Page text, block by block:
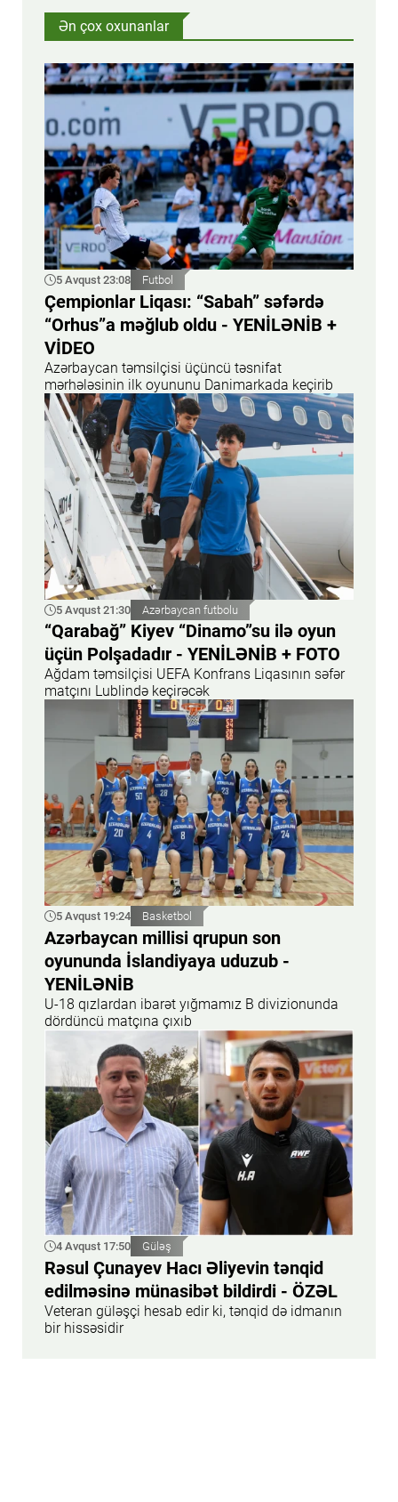
Ən çox oxunanlar
5 Avqust 23:08 Futbol
Çempionlar Liqası: “Sabah” səfərdə
“Orhus”a məğlub oldu - YENİLƏNİB +
VİDEO
Azərbaycan təmsilçisi üçüncü təsnifat
mərhələsinin ilk oyununu Danimarkada keçirib
5 Avqust 21:30 Azərbaycan futbolu
“Qarabağ” Kiyev “Dinamo”su ilə oyun
üçün Polşadadır - YENİLƏNİB + FOTO
Ağdam təmsilçisi UEFA Konfrans Liqasının səfər
matçını Lublində keçirəcək
5 Avqust 19:24 Basketbol
Azərbaycan millisi qrupun son
oyununda İslandiyaya uduzub -
YENİLƏNİB
U-18 qızlardan ibarət yığmamız B divizionunda
dördüncü matçına çıxıb
4 Avqust 17:50 Güləş
Rəsul Çunayev Hacı Əliyevin tənqid
edilməsinə münasibət bildirdi - ÖZƏL
Veteran güləşçi hesab edir ki, tənqid də idmanın
bir hissəsidir